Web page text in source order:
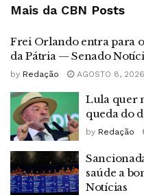
Mais da CBN Posts
Frei Orlando entra para
da Pátria — Senado
by Redação AGOSTO 8, 2026
Lula quer
queda do
by Redação
saúde a
Notícias